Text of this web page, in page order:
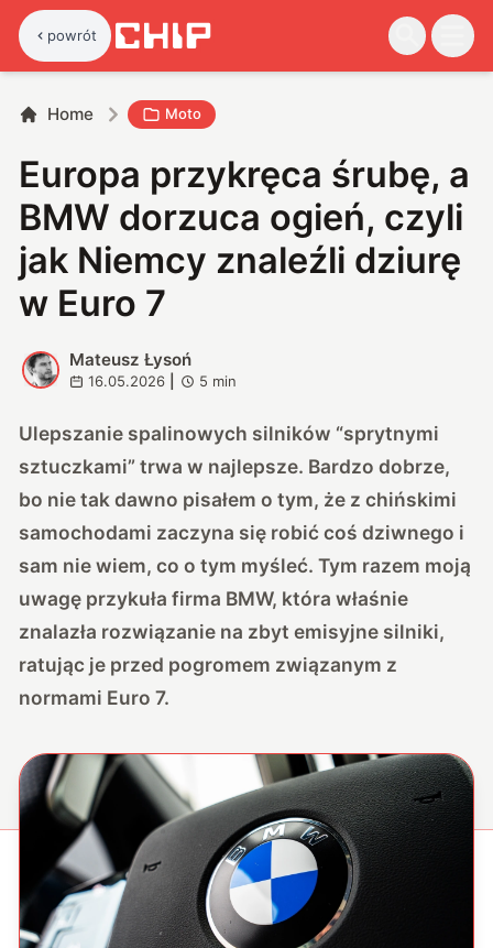
powrót
Home Moto
Europa przykręca śrubę, a
BMW dorzuca ogień, czyli
jak Niemcy znaleźli dziurę
w Euro 7
M
Mateusz Łysoń
16.05.2026 5 min
Ulepszanie spalinowych silników “sprytnymi
sztuczkami” trwa w najlepsze. Bardzo dobrze,
bo nie tak dawno pisałem o tym, że z chińskimi
samochodami zaczyna się robić coś dziwnego i
sam nie wiem, co o tym myśleć. Tym razem moją
uwagę przykuła firma BMW, która właśnie
znalazła rozwiązanie na zbyt emisyjne silniki,
ratując je przed pogromem związanym z
normami Euro 7.